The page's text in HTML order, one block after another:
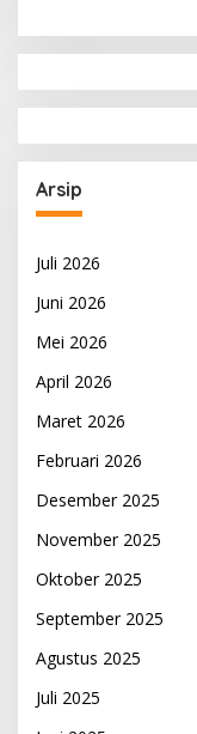
Arsip
Juli 2026
Juni 2026
Mei 2026
April 2026
Maret 2026
Februari 2026
Desember 2025
November 2025
Oktober 2025
September 2025
Agustus 2025
Juli 2025